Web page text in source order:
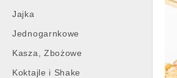
Jajka
Jednogarnkowe
Kasza, Zbożowe
Koktajle i Shake